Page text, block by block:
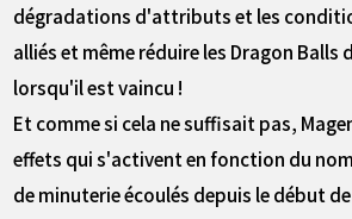
dégradations d'attributs et les
alliés et même réduire les Dragon Balls
lorsqu'il est vaincu !
Et comme si cela ne suffisait pas,
effets qui s'activent en fonction du
de minuterie écoulés depuis le début